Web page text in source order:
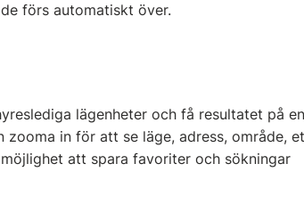
förs automatiskt över.
lägenheter och få resultatet på en
in för att se läge, adress, område,
att spara favoriter och sökningar